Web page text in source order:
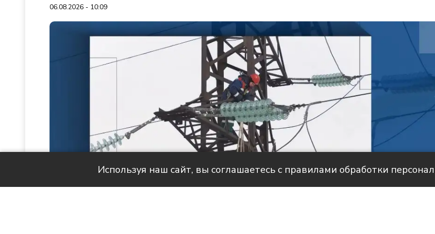
06.08.2026 - 10:09
Используя наш сайт, вы соглашаетесь с правилами обработки